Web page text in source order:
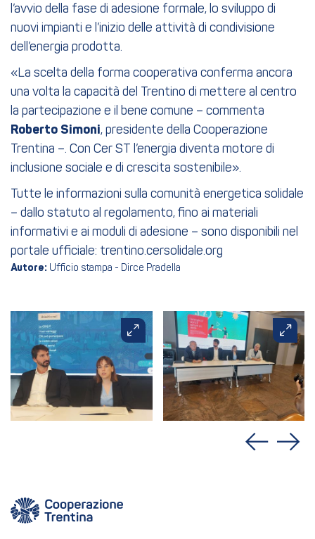
l’avvio della fase di adesione formale, lo sviluppo di
nuovi impianti e l’inizio delle attività di condivisione
dell’energia prodotta.
«La scelta della forma cooperativa conferma ancora
una volta la capacità del Trentino di mettere al centro
la partecipazione e il bene comune – commenta
Roberto Simoni, presidente della Cooperazione
Trentina –. Con Cer ST l’energia diventa motore di
inclusione sociale e di crescita sostenibile».
Tutte le informazioni sulla comunità energetica solidale
– dallo statuto al regolamento, fino ai materiali
informativi e ai moduli di adesione – sono disponibili nel
portale ufficiale: trentino.cersolidale.org
Autore: Ufficio stampa - Dirce Pradella